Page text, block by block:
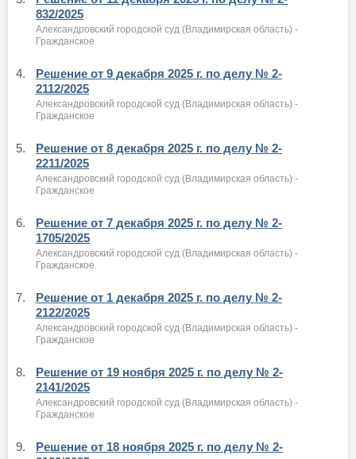
832/2025
Александровский городской суд (Владимирская область) -
Гражданское
4.
Решение от 9 декабря 2025 г. по делу № 2-
2112/2025
Александровский городской суд (Владимирская область) -
Гражданское
5.
Решение от 8 декабря 2025 г. по делу № 2-
2211/2025
Александровский городской суд (Владимирская область) -
Гражданское
6.
Решение от 7 декабря 2025 г. по делу № 2-
1705/2025
Александровский городской суд (Владимирская область) -
Гражданское
7.
Решение от 1 декабря 2025 г. по делу № 2-
2122/2025
Александровский городской суд (Владимирская область) -
Гражданское
8.
Решение от 19 ноября 2025 г. по делу № 2-
2141/2025
Александровский городской суд (Владимирская область) -
Гражданское
9.
Решение от 18 ноября 2025 г. по делу № 2-